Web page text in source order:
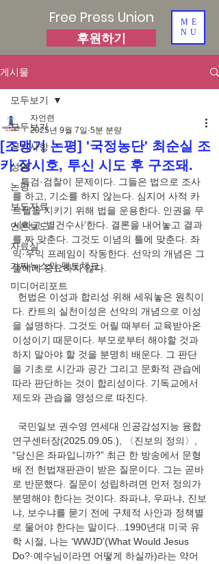
Free Press Union
후원하기
ME
NU
게시물
모두보기
공지사항
성명
논평
보도자료
언론보도
자료실
가짜뉴스와 팩트체크
미디어리포트
모두보기
[조맹기 논평] '국정농단' 최순실 조
카 장시호, 투신 시도 후 구조돼.
자언련
2025년 9월 7일 5분 분량
   특검·검찰이 문제이다. 그들은 법으로 조사
를 하고, 기소를 하지 않는다. 심지어 사적 카
르텔을 지키기 위해 법을 운용한다. 인권을 무
시하고 ‘별건수사’한다. 결론을 내어놓고 결과
를 짜 맞춘다. 그것도 이념의 틀에 맞춘다. 좌
익·우익 프레임이 작동한다. 선악의 개념은 그
들에게 중요하지 않다.
다. 칸트의 실천이성은 선악의 개념으로 이성
을 설명하다. 그것도 어릴 때부터 교육받아온
이성이기 때문이다. 부모로부터 해야할 것과
하지 말아야 할 것을 분명히 배운다. 그 판단
을 기초로 시간과 공간 그리고 문화적 관습에
따라 판단하는 것이 합리성이다. 기독교에서
제도와 관습을 영성으로 따진다.
연구센터장(2025.09.05.), 〈진보의 정의〉,
“당신은 좌파입니까?” 최근 한 방송에서 문형
배 전 헌법재판관이 받은 질문이다. 그는 곧바
로 반문했다. 질문이 성립하려면 먼저 정의가
분명해야 한다는 것이다. 좌파냐, 우파냐, 진보
냐, 보수냐를 묻기 전에 구체적 사안과 정책별
로 물어야 한다는 말이다...1990년대 미국 유
학 시절, 나는 ‘WWJD’(What Would Jesus
Do?·예수님이라면 어떻게 하실까)라는 약어